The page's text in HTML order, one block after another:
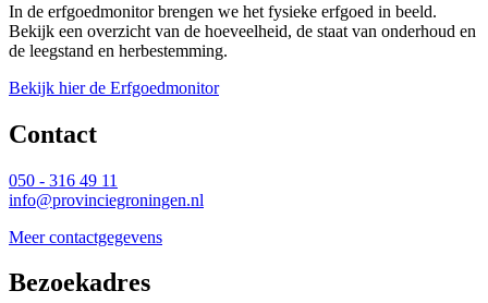
In de erfgoedmonitor brengen we het fysieke erfgoed in beeld.
Bekijk een overzicht van de hoeveelheid, de staat van onderhoud en
de leegstand en herbestemming.
Bekijk hier de Erfgoedmonitor
Contact
050 - 316 49 11
info@provinciegroningen.nl
Meer contactgegevens
Bezoekadres